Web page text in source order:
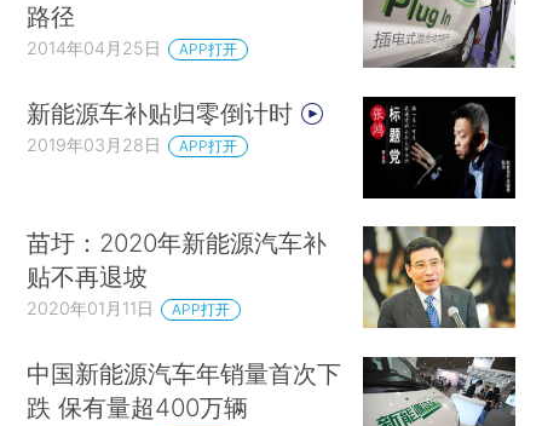
路径
2014年04月25日 APP打开
新能源车补贴归零倒计时
2019年03月28日 APP打开
苗圩：2020年新能源汽车补
贴不再退坡
2020年01月11日 APP打开
中国新能源汽车年销量首次下
跌 保有量超400万辆